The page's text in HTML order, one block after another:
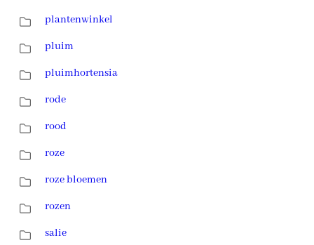
plantenwinkel
pluim
pluimhortensia
rode
rood
roze
roze bloemen
rozen
salie